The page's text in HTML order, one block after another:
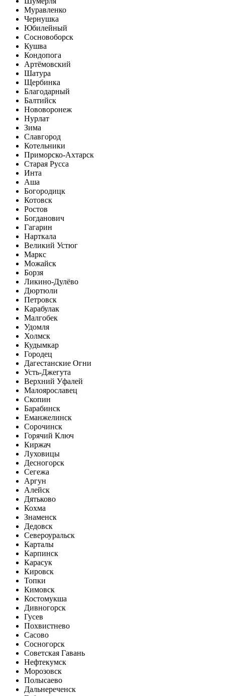
Муравленко
Чернушка
Юбилейный
Сосновоборск
Кушва
Кондопога
Артёмовский
Шатура
Щербинка
Благодарный
Балтийск
Нововоронеж
Нурлат
Зима
Славгород
Котельники
Приморско-Ахтарск
Старая Русса
Инта
Аша
Богородицк
Котовск
Ростов
Богданович
Гагарин
Нарткала
Великий Устюг
Маркс
Можайск
Борзя
Ликино-Дулёво
Дюртюли
Петровск
Карабулак
Малгобек
Удомля
Холмск
Кудымкар
Городец
Дагестанские Огни
Усть-Джегута
Верхний Уфалей
Малоярославец
Скопин
Барабинск
Еманжелинск
Сорочинск
Горячий Ключ
Киржач
Луховицы
Десногорск
Сегежа
Аргун
Алейск
Дятьково
Кохма
Знаменск
Дедовск
Североуральск
Карталы
Карпинск
Карасук
Кировск
Топки
Кимовск
Костомукша
Дивногорск
Гусев
Похвистнево
Сасово
Сосногорск
Советская Гавань
Нефтекумск
Морозовск
Полысаево
Дальнереченск